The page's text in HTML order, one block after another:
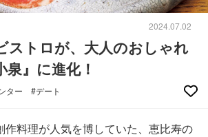
2024.07.02
ストロが、大人のおしゃれ
泉』に進化！
ター #デート
作料理が人気を博していた、恵比寿の